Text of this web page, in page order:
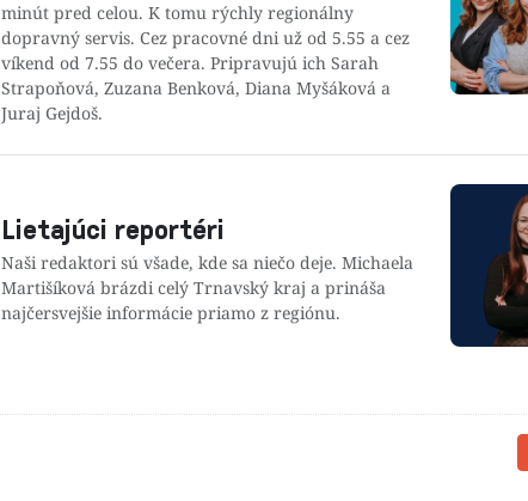
minút pred celou. K tomu rýchly regionálny
dopravný servis. Cez pracovné dni už od 5.55 a cez
víkend od 7.55 do večera. Pripravujú ich Sarah
Strapoňová, Zuzana Benková, Diana Myšáková a
Juraj Gejdoš.
Lietajúci reportéri
Naši redaktori sú všade, kde sa niečo deje. Michaela
Martišíková brázdi celý Trnavský kraj a prináša
najčersvejšie informácie priamo z regiónu.